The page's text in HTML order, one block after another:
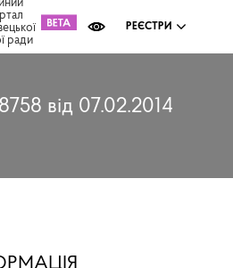
ради
РЕЄСТРИ
від 07.02.2014